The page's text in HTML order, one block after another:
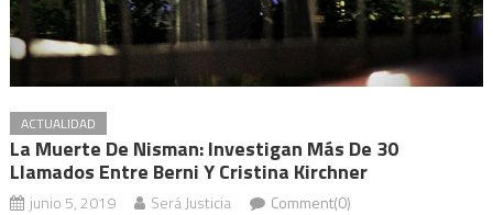
ACTUALIDAD
La Muerte De Nisman: Investigan Más De 30
Llamados Entre Berni Y Cristina Kirchner
junio 5, 2019 Será Justicia Comment(0)